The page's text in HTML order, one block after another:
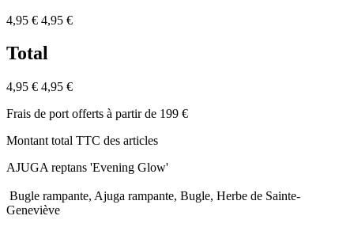
4,95 € 4,95 €
Total
4,95 € 4,95 €
Frais de port offerts à partir de 199 €
Montant total TTC des articles
AJUGA reptans 'Evening Glow'
Bugle rampante, Ajuga rampante, Bugle, Herbe de Sainte-
Geneviève